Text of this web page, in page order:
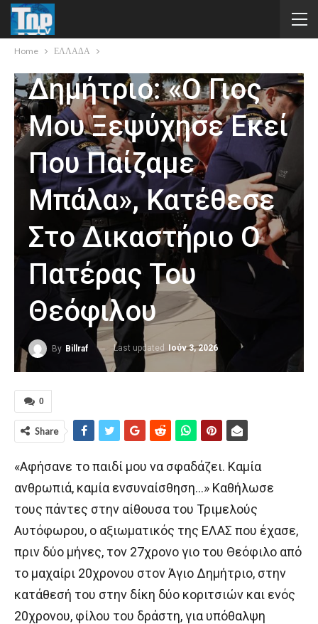
Home ΕΛΛΑΔΑ
Δολοφονία
27χρονου Στον Άγιο
Δημήτριο: «Ο Γιος
Μου Ξεψύχησε Εκεί
Που Παίζαμε
Μπάλα», Κατέθεσε
Στο Δικαστήριο Ο
Πατέρας Του
Θεόφιλου
By Billraf Last updated Ιούν 3, 2026
0
Share
«Αφήσανε το παιδί μου να σφαδάζει. Καμία
ανθρωπιά, καμία ενσυναίσθηση…» Καθήλωσε
τους πάντες στην αίθουσα του Τριμελούς
Αυτόφωρου, ο αξιωματικός της ΕΛΑΣ που έχασε,
πριν δύο μήνες, τον 27χρονο γιο του Θεόφιλο από
το μαχαίρι 20χρονου στον Άγιο Δημήτριο, στην
κατάθεσή του στην δίκη δύο κοριτσιών και ενός
20χρονου, φίλου του δράστη, για υπόθαλψη